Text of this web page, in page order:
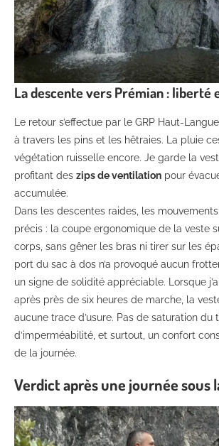
La descente vers Prémian :
Le retour s’effectue par le GRP Haut-
à travers les pins et les hêtraies. La pluie
végétation ruisselle encore. Je garde la
profitant des zips de ventilation pour
accumulée.
Dans les descentes raides, les
précis : la coupe ergonomique de la veste
corps, sans gêner les bras ni tirer sur les
port du sac à dos n’a provoqué aucun
un signe de solidité appréciable. Lorsque
après près de six heures de marche, la
aucune trace d’usure. Pas de saturation du
d’imperméabilité, et surtout, un confort
de la journée.
Verdict après une journée sous